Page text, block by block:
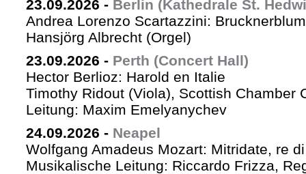
23.09.2026 - Berlin (Kathedrale St.
Andrea Lorenzo Scartazzini:
Hansjörg Albrecht (Orgel)
23.09.2026 - Perth (Concert Hall)
Hector Berlioz: Harold en Italie
Timothy Ridout (Viola), Scottish Chamber
Leitung: Maxim Emelyanychev
24.09.2026 - Neapel
Wolfgang Amadeus Mozart: Mitridate, re
Musikalische Leitung: Riccardo Frizza,